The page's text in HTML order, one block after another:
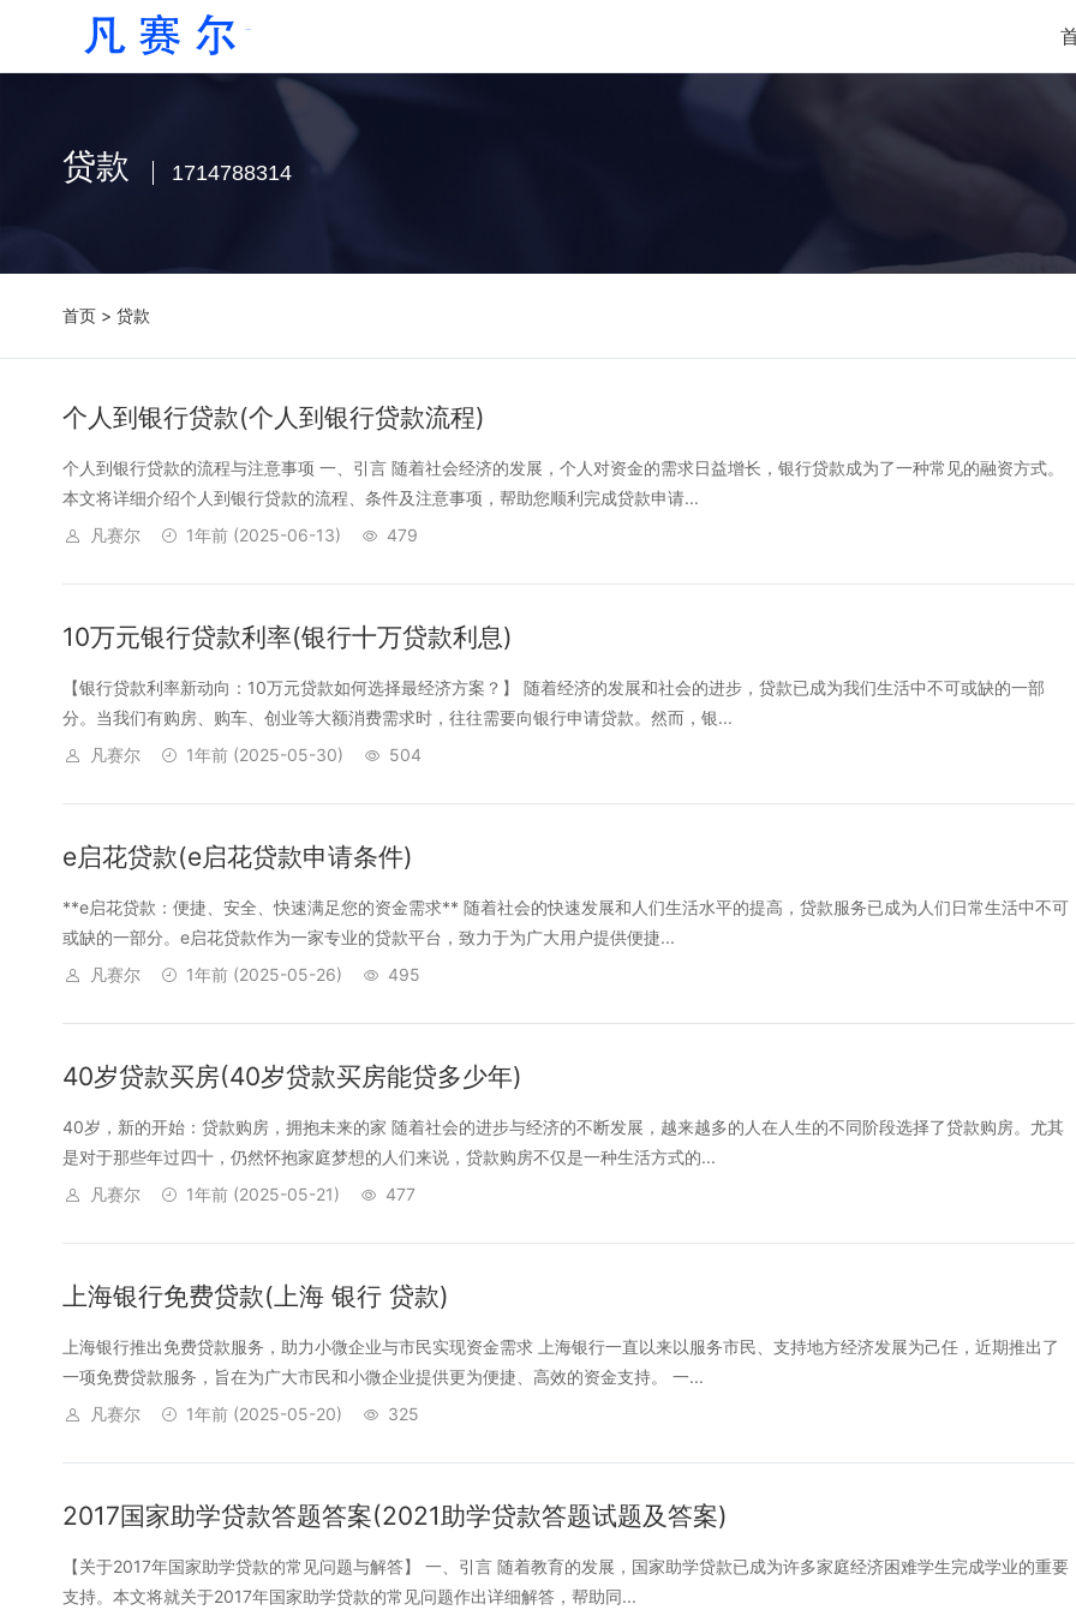
贷款 1714788314
首页 > 贷款
个人到银行贷款(个人到银行贷款流程)
个人到银行贷款的流程与注意事项 一、引言 随着社会经济的发展，个人对资金的需求日益增长，银行贷款成为了一种常见的融资方式。
本文将详细介绍个人到银行贷款的流程、条件及注意事项，帮助您顺利完成贷款申请...
凡赛尔
1年前 (2025-06-13) 479
10万元银行贷款利率(银行十万贷款利息)
【银行贷款利率新动向：10万元贷款如何选择最经济方案？】 随着经济的发展和社会的进步，贷款已成为我们生活中不可或缺的一部
分。当我们有购房、购车、创业等大额消费需求时，往往需要向银行申请贷款。然而，银...
凡赛尔
1年前 (2025-05-30) 504
e启花贷款(e启花贷款申请条件)
**e启花贷款：便捷、安全、快速满足您的资金需求** 随着社会的快速发展和人们生活水平的提高，贷款服务已成为人们日常生活中不可
或缺的一部分。e启花贷款作为一家专业的贷款平台，致力于为广大用户提供便捷...
凡赛尔
1年前 (2025-05-26) 495
40岁贷款买房(40岁贷款买房能贷多少年)
40岁，新的开始：贷款购房，拥抱未来的家 随着社会的进步与经济的不断发展，越来越多的人在人生的不同阶段选择了贷款购房。尤其
是对于那些年过四十，仍然怀抱家庭梦想的人们来说，贷款购房不仅是一种生活方式的...
凡赛尔
1年前 (2025-05-21) 477
上海银行免费贷款(上海 银行 贷款)
上海银行推出免费贷款服务，助力小微企业与市民实现资金需求 上海银行一直以来以服务市民、支持地方经济发展为己任，近期推出了
一项免费贷款服务，旨在为广大市民和小微企业提供更为便捷、高效的资金支持。 一...
凡赛尔
1年前 (2025-05-20) 325
2017国家助学贷款答题答案(2021助学贷款答题试题及答案)
【关于2017年国家助学贷款的常见问题与解答】 一、引言 随着教育的发展，国家助学贷款已成为许多家庭经济困难学生完成学业的重要
支持。本文将就关于2017年国家助学贷款的常见问题作出详细解答，帮助同...